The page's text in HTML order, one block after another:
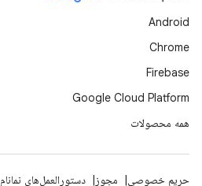
Android
Chrome
Firebase
Google Cloud Platform
همه محصولات
حریم خصوصی مجوز دستورالعمل‌های نمانام